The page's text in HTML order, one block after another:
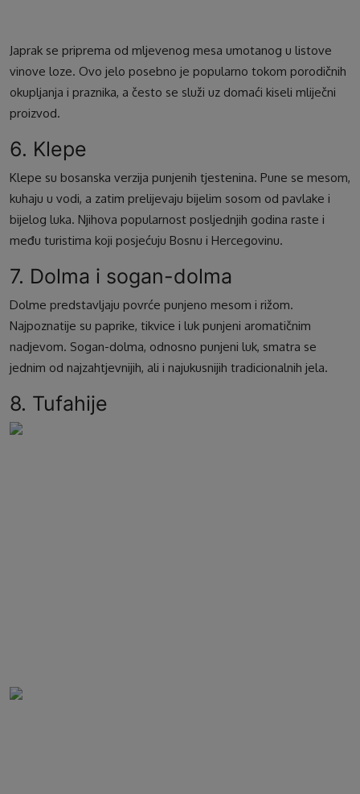
Japrak se priprema od mljevenog mesa umotanog u listove
vinove loze. Ovo jelo posebno je popularno tokom porodičnih
okupljanja i praznika, a često se služi uz domaći kiseli mliječni
proizvod.
6. Klepe
Klepe su bosanska verzija punjenih tjestenina. Pune se mesom,
kuhaju u vodi, a zatim prelijevaju bijelim sosom od pavlake i
bijelog luka. Njihova popularnost posljednjih godina raste i
među turistima koji posjećuju Bosnu i Hercegovinu.
7. Dolma i sogan-dolma
Dolme predstavljaju povrće punjeno mesom i rižom.
Najpoznatije su paprike, tikvice i luk punjeni aromatičnim
nadjevom. Sogan-dolma, odnosno punjeni luk, smatra se
jednim od najzahtjevnijih, ali i najukusnijih tradicionalnih jela.
8. Tufahije